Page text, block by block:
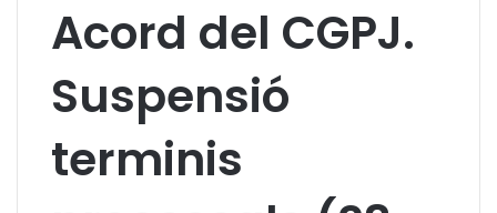
Acord del CGPJ.
Suspensió
terminis